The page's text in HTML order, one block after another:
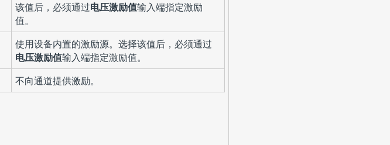
该值后，必须通过电压激励值输入端指定激励
值。
使用设备内置的激励源。选择该值后，必须通过
电压激励值输入端指定激励值。
不向通道提供激励。